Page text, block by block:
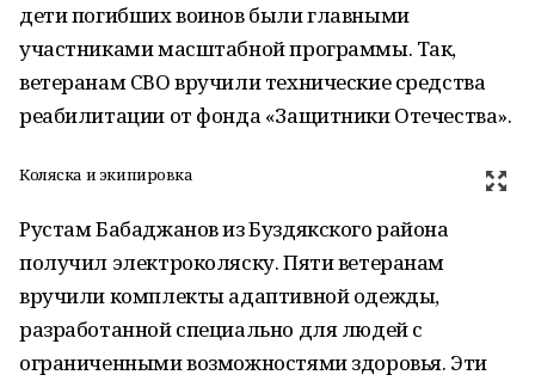
дети погибших воинов были главными
участниками масштабной программы. Так,
ветеранам СВО вручили технические средства
реабилитации от фонда «Защитники Отечества».
Коляска и экипировка
Рустам Бабаджанов из Буздякского района
получил электроколяску. Пяти ветеранам
вручили комплекты адаптивной одежды,
разработанной специально для людей с
ограниченными возможностями здоровья. Эти